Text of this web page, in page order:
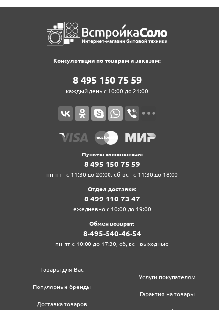
Консультации по товарам и заказам:
8‍ 4‍9‍5‍ 1‍5‍0‍ 7‍5‍ 5‍9‍
каждый день с 10:00 до 21:00
Пункты самовывоза:
8‍ 4‍9‍5‍ 1‍5‍0‍ 7‍5‍ 5‍9‍
пн-пт - с 11:30 до 20:00, сб-вс - с 11:30 до 18:00
Отдел доставки:
8‍ 4‍9‍9‍ 1‍1‍0‍ 7‍3‍ 4‍7‍
ежедневно с 10:00 до 19:00
Обмен возврат:
8‍-4‍9‍5‍-5‍4‍0‍-4‍6‍-5‍4‍
пн-пт с 10:00 до 17:30, сб, вс - выходные
Товары для Вас
Популярные бренды
Доставка товаров
Услуги покупателям
Гарантия на товары